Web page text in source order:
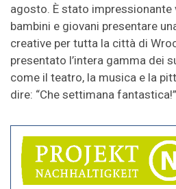
agosto. È stato impressionante
bambini e giovani presentare
creative per tutta la città di
presentato l’intera gamma dei
come il teatro, la musica e la
dire: “Che settimana fantastica!”